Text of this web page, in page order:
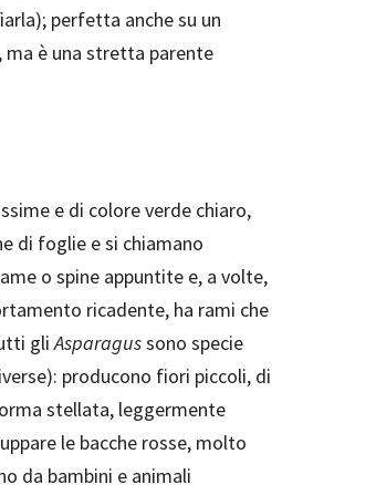
perfetta anche su un
ma è una stretta parente
e di colore verde chiaro,
di foglie e si chiamano
o spine appuntite e, a volte,
ricadente, ha rami che
gliAsparagussono specie
producono fiori piccoli, di
stellata, leggermente
le bacche rosse, molto
da bambini e animali